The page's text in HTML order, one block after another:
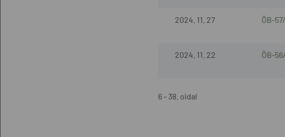
2024. 11. 27 ÖB-
2024. 11. 22 ÖB-
6 - 38. oldal